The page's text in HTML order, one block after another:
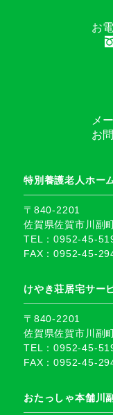
お
メ
お
特別養護老人ホー
〒840-2201
佐賀県佐賀市川副
TEL：0952-45-
FAX：0952-45-
けやき荘居宅サー
〒840-2201
佐賀県佐賀市川副
TEL：0952-45-
FAX：0952-45-
おたっしゃ本舗川